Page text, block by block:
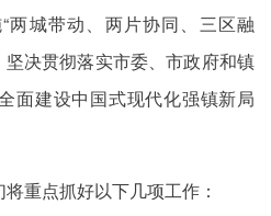
两城带动、两片协同、三区融
坚决贯彻落实市委、市政府和镇
面建设中国式现代化强镇新局
重点抓好以下几项工作：